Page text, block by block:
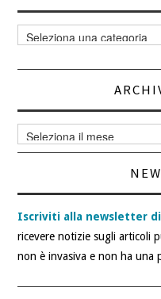
Categorie
articoli
Archivi
articoli
Iscriviti alla newsletter
ricevere notizie sugli articoli
non è invasiva e non ha una